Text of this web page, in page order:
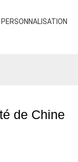
PERSONNALISATION
de Chine